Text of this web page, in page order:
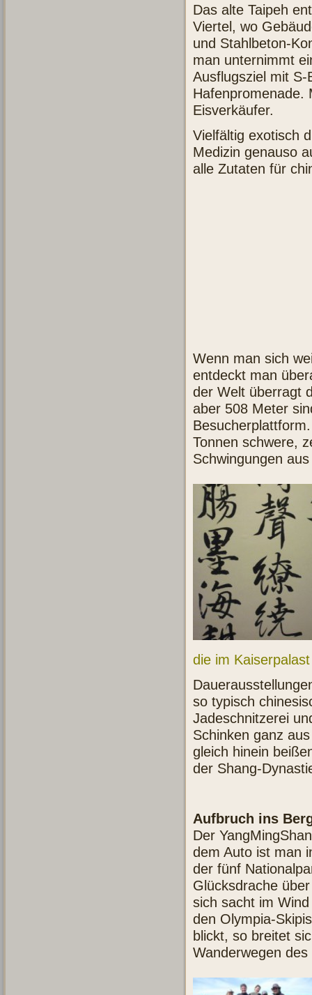
Das alte Taipeh
Viertel, wo
und Stahlbeton-
man unternimmt
Ausflugsziel mit
Hafenpromenade.
Eisverkäufer.
Vielfältig exotisch
Medizin genauso
alle Zutaten für
Wenn man sich
entdeckt man
der Welt überragt
aber 508 Meter
Tonnen schwere,
Schwingungen
die im
so typisch
Jadeschnitzerei
Schinken ganz
gleich hinein
der Shang-
Aufbruch ins
Der
dem Auto ist man
der fünf
Glücksdrache
sich sacht im
den Olympia-
blickt, so breitet
Wanderwegen